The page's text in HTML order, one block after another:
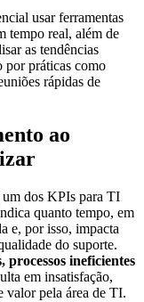
usar ferramentas
tempo real, além de
as tendências
por práticas como
rápidas de
ao
dos KPIs para TI
quanto tempo, em
e, por isso, impacta
do suporte.
ineficientes
em insatisfação,
valor pela área de TI.